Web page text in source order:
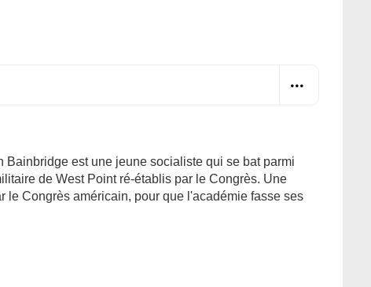
Bainbridge est une jeune socialiste qui se bat parmi
de West Point ré-établis par le Congrès. Une
le Congrès américain, pour que l'académie fasse ses